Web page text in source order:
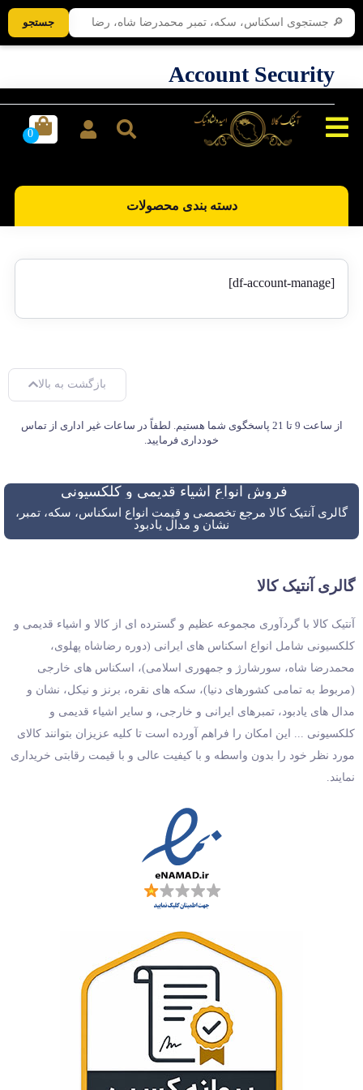
دسته بندی محصولات
Account Security
[df-account-manage]
بازگشت به بالا
از ساعت 9 تا 21 پاسخگوی شما هستیم. لطفاً در ساعات غیر اداری از تماس
خودداری فرمایید.
فروش انواع اشیاء قدیمی و کلکسیونی
گالری آنتیک کالا مرجع تخصصی و قیمت انواع اسکناس، سکه، تمبر،
نشان و مدال یادبود
گالری آنتیک کالا
آنتیک کالا با گردآوری مجموعه عظیم و گسترده ای از کالا و اشیاء قدیمی و
کلکسیونی شامل انواع اسکناس های ایرانی (دوره رضاشاه پهلوی،
محمدرضا شاه، سورشارژ و جمهوری اسلامی)، اسکناس های خارجی
(مربوط به تمامی کشورهای دنیا)، سکه های نقره، برنز و نیکل، نشان و
مدال های یادبود، تمبرهای ایرانی و خارجی، و سایر اشیاء قدیمی و
کلکسیونی ... این امکان را فراهم آورده است تا کلیه عزیزان بتوانند کالای
مورد نظر خود را بدون واسطه و با کیفیت عالی و با قیمت رقابتی خریداری
نمایند.
جستجو